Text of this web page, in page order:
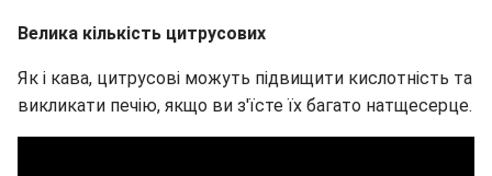
Велика кількість цитрусових
Як і кава, цитрусові можуть підвищити кислотність та
викликати печію, якщо ви з'їсте їх багато натщесерце.